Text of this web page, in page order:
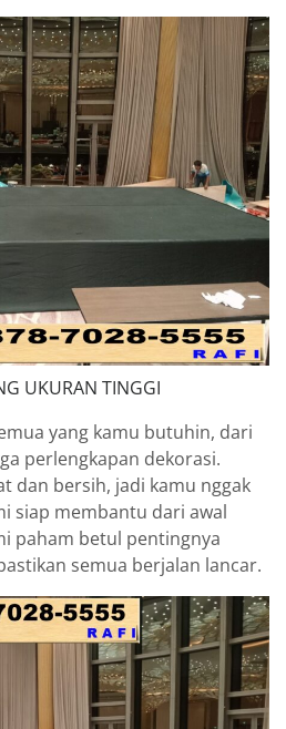
UKURAN TINGGI
yang kamu butuhin, dari
perlengkapan dekorasi.
dan bersih, jadi kamu nggak
siap membantu dari awal
paham betul pentingnya
semua berjalan lancar.